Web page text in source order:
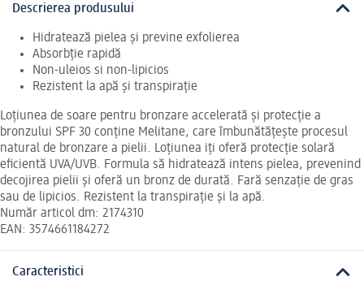
Descrierea produsului
Hidratează pielea și previne exfolierea
Absorbție rapidă
Non-uleios si non-lipicios
Rezistent la apă și transpirație
Loțiunea de soare pentru bronzare accelerată și protecție a
bronzului SPF 30 conține Melitane, care îmbunătățește procesul
natural de bronzare a pielii. Loțiunea iți oferă protecție solară
eficientă UVA/UVB. Formula să hidratează intens pielea, prevenind
decojirea pielii și oferă un bronz de durată. Fară senzație de gras
sau de lipicios. Rezistent la transpirație și la apă.
Număr articol dm: 2174310
EAN: 3574661184272
Caracteristici